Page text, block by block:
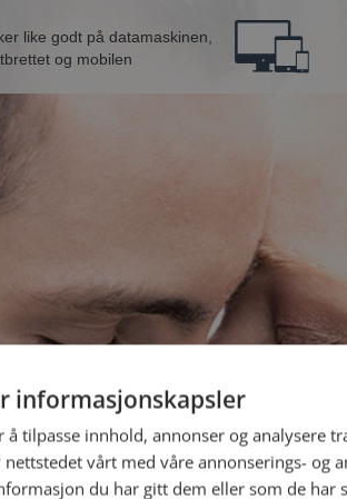
like godt på datamaskinen,
og mobilen
Skien
Jeg
informasjonskapsler
tilpasse innhold, annonser og analysere
vårt med våre annonserings- og
du har gitt dem eller som de har